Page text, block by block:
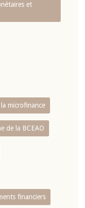
et
microfinance
de la BCEAO
financiers